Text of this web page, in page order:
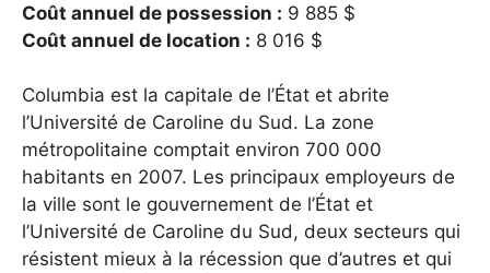
Coût annuel de possession : 9 885 $
Coût annuel de location : 8 016 $
Columbia est la capitale de l’État et abrite
l’Université de Caroline du Sud. La zone
métropolitaine comptait environ 700 000
habitants en 2007. Les principaux employeurs de
la ville sont le gouvernement de l’État et
l’Université de Caroline du Sud, deux secteurs qui
résistent mieux à la récession que d’autres et qui